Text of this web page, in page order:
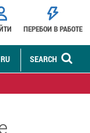
ПЕРЕБОИ В РАБОТЕ
SEARCH
RU